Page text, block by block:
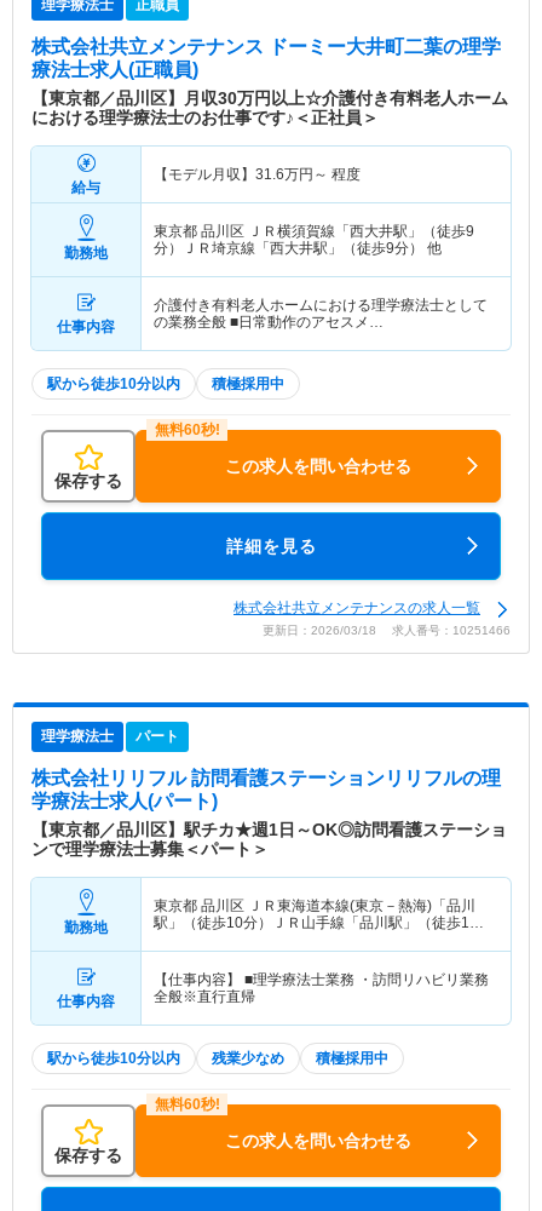
理学療法士 正職員
株式会社共立メンテナンス ドーミー大井町二葉の理学
療法士求人(正職員)
【東京都／品川区】月収30万円以上☆介護付き有料老人ホーム
における理学療法士のお仕事です♪＜正社員＞
給与
【モデル月収】 31.6万円～ 程度
勤務地
東京都 品川区 ＪＲ横須賀線「西大井駅」（徒歩9
分）ＪＲ埼京線「西大井駅」（徒歩9分） 他
仕事内容
介護付き有料老人ホームにおける理学療法士として
の業務全般 ■日常動作のアセスメ…
駅から徒歩10分以内 積極採用中
保存する
この求人を問い合わせる
詳細を見る
株式会社共立メンテナンスの求人一覧
更新日：2026/03/18 求人番号：10251466
理学療法士 パート
株式会社リリフル 訪問看護ステーションリリフルの理
学療法士求人(パート)
【東京都／品川区】駅チカ★週1日～OK◎訪問看護ステーショ
ンで理学療法士募集＜パート＞
勤務地
東京都 品川区 ＪＲ東海道本線(東京－熱海)「品川
駅」（徒歩10分）ＪＲ山手線「品川駅」（徒歩10
仕事内容
【仕事内容】 ■理学療法士業務 ・訪問リハビリ業務
全般※直行直帰
駅から徒歩10分以内 残業少なめ 積極採用中
保存する
この求人を問い合わせる